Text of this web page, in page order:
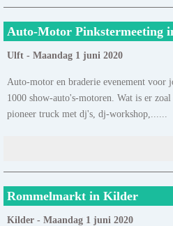
Auto-Motor Pinkstermeeting
Ulft - Maandag 1 juni 2020
Auto-motor en braderie evenement voor
1000 show-auto's-motoren. Wat is er
pioneer truck met dj's, dj-workshop,......
Rommelmarkt in Kilder
Kilder - Maandag 1 juni 2020